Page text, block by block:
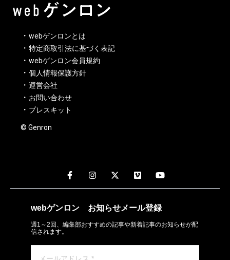
webゲンロンとは
特定商取引法に基づく表記
webゲンロン会員規約
個人情報保護方針
運営会社
お問い合わせ
プレスキット
© Genron
webゲンロン お知らせメール登録
週1～2回、編集部おすすめの記事や新着記事のお知らせが配
信されます。